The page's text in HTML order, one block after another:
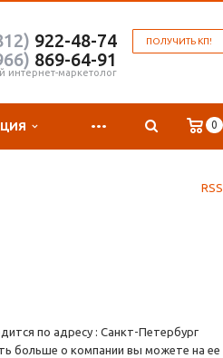
ПОЛУЧИТЬ КП!
922-48-74
869-64-91
интернет-маркетолог
... 0
RSS
по адресу : Санкт-Петербург
больше о компании вы можете на ее